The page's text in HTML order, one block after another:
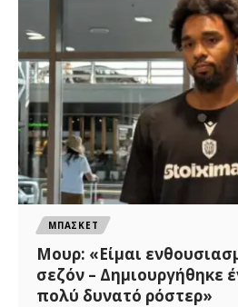
ΜΠΑΣΚΕΤ
Μουρ: «Είμαι
σεζόν – Δημιουργήθηκε
πολύ δυνατό ρόστερ»